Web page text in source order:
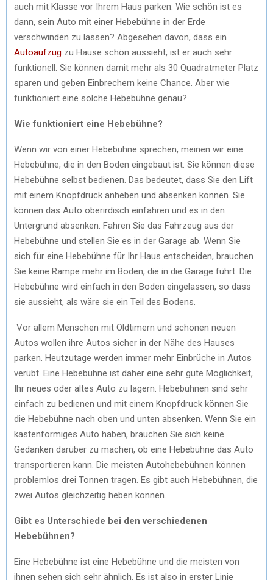
auch mit Klasse vor Ihrem Haus parken. Wie schön ist es
dann, sein Auto mit einer Hebebühne in der Erde
verschwinden zu lassen? Abgesehen davon, dass ein
Autoaufzug zu Hause schön aussieht, ist er auch sehr
funktionell. Sie können damit mehr als 30 Quadratmeter Platz
sparen und geben Einbrechern keine Chance. Aber wie
funktioniert eine solche Hebebühne genau?
Wie funktioniert eine Hebebühne?
Wenn wir von einer Hebebühne sprechen, meinen wir eine
Hebebühne, die in den Boden eingebaut ist. Sie können diese
Hebebühne selbst bedienen. Das bedeutet, dass Sie den Lift
mit einem Knopfdruck anheben und absenken können. Sie
können das Auto oberirdisch einfahren und es in den
Untergrund absenken. Fahren Sie das Fahrzeug aus der
Hebebühne und stellen Sie es in der Garage ab. Wenn Sie
sich für eine Hebebühne für Ihr Haus entscheiden, brauchen
Sie keine Rampe mehr im Boden, die in die Garage führt. Die
Hebebühne wird einfach in den Boden eingelassen, so dass
sie aussieht, als wäre sie ein Teil des Bodens.
Vor allem Menschen mit Oldtimern und schönen neuen
Autos wollen ihre Autos sicher in der Nähe des Hauses
parken. Heutzutage werden immer mehr Einbrüche in Autos
verübt. Eine Hebebühne ist daher eine sehr gute Möglichkeit,
Ihr neues oder altes Auto zu lagern. Hebebühnen sind sehr
einfach zu bedienen und mit einem Knopfdruck können Sie
die Hebebühne nach oben und unten absenken. Wenn Sie ein
kastenförmiges Auto haben, brauchen Sie sich keine
Gedanken darüber zu machen, ob eine Hebebühne das Auto
transportieren kann. Die meisten Autohebebühnen können
problemlos drei Tonnen tragen. Es gibt auch Hebebühnen, die
zwei Autos gleichzeitig heben können.
Gibt es Unterschiede bei den verschiedenen
Hebebühnen?
Eine Hebebühne ist eine Hebebühne und die meisten von
ihnen sehen sich sehr ähnlich. Es ist also in erster Linie